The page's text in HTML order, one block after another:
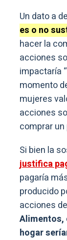
Un dato a
es o no
hacer la
acciones
impactaría
momento
mujeres
acciones
comprar
Si bien la
justifica
pagaría
producido
acciones
Alimentos,
hogar